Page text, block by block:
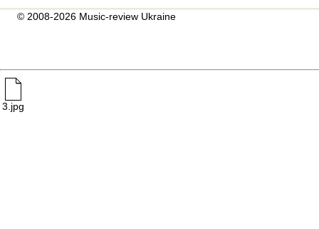
© 2008-2026 Music-review Ukraine
3.jpg